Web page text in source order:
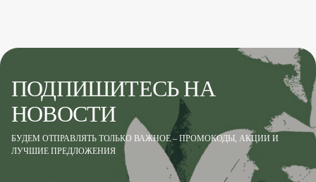
ПОДПИШИТЕСЬ НА
НОВОСТИ
БУДЕМ ОТПРАВЛЯТЬ ТОЛЬКО ВАЖНОЕ – ПРОМОКОДЫ, АКЦИИ И
ЛУЧШИЕ ПРЕДЛОЖЕНИЯ